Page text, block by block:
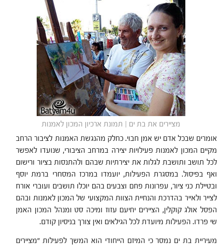
מציירים את בת ים | תמונת ארכיון המכון לאמנות
אומרים שבכל אדם יש אמן חבוי. כחלק מהנגשת האמנות לציבור הרחב
מקיים המכון לאמנות פעילויות יצירה במרחב הציבורי, שנועדו לאפשר
לכל תושב ותושבת לגלות את יצירתיות שבהם ולהתנסות בציור ורישום
ואף בפיסול. במסגרת הפעילות, יועמדו במרכז המסחרי ברמת יוסף
ובטיילת כני ציור, עפרונות פחם וצבעים בהם יוכלו תושבים ועוברי אורח
לצייר ולאייר בהדרכת והנחיית הצוות המקצועי של המכון לאמנות ובהם
הפסל אולג קוקלין, הציירים יחיעם עזוז ומיכה סט ומנהל המכון האמן
שי פרדו. הפעילות מיועדת לכל הגילאים ואין צורך בניסיון קודם.
מעיריית בת ים נמסר כי המיזם הייחודי הוא המשך לפעילות "מציירים